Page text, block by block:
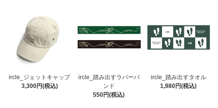
ircle_ジェットキャップ
3,300円(税込)
ircle_踏み出すラバーバ
ンド
550円(税込)
ircle_踏み出すタオル
1,980円(税込)